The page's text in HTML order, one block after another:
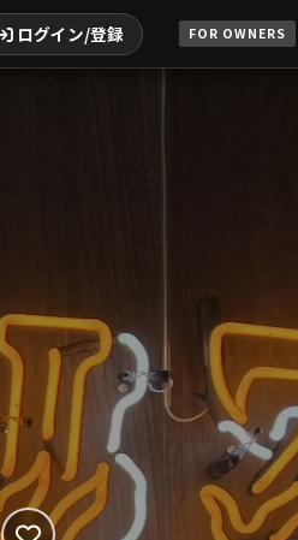
ログイン/登録 FOR OWNERS